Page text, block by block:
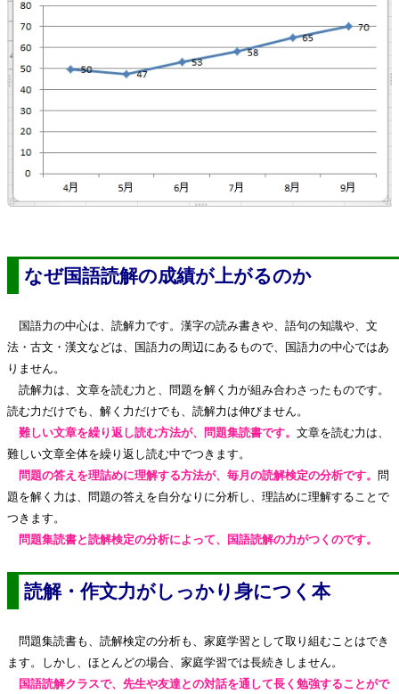
なぜ国語読解の成績が上がるのか
国語力の中心は、読解力です。漢字の読み書きや、語句の知識や、文
法・古文・漢文などは、国語力の周辺にあるもので、国語力の中心ではあ
りません。
読解力は、文章を読む力と、問題を解く力が組み合わさったものです。
読む力だけでも、解く力だけでも、読解力は伸びません。
難しい文章を繰り返し読む方法が、問題集読書です。 文章を読む力は、
難しい文章全体を繰り返し読む中でつきます。
問題の答えを理詰めに理解する方法が、毎月の読解検定の分析です。 問
題を解く力は、問題の答えを自分なりに分析し、理詰めに理解することで
つきます。
問題集読書と読解検定の分析によって、国語読解の力がつくのです。
読解・作文力がしっかり身につく本
問題集読書も、読解検定の分析も、家庭学習として取り組むことはでき
ます。しかし、ほとんどの場合、家庭学習では長続きしません。
国語読解クラスで、先生や友達との対話を通して長く勉強することがで